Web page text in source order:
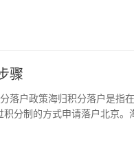
骤
分制的方式申请落户北京。